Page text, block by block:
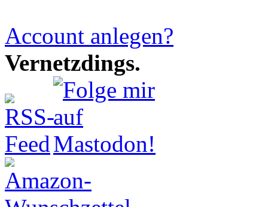
Account anlegen?
Vernetzdings.